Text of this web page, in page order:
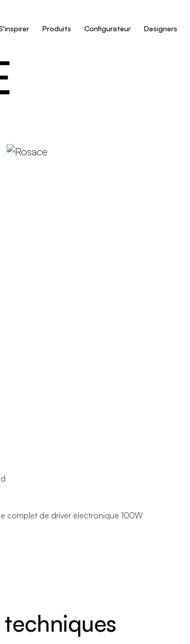
Produits Configurateur Designers
complet de driver électronique 100W